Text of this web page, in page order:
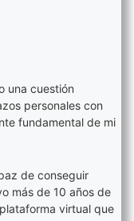
una cuestión
personales con
fundamental de mi
de conseguir
más de 10 años de
virtual que